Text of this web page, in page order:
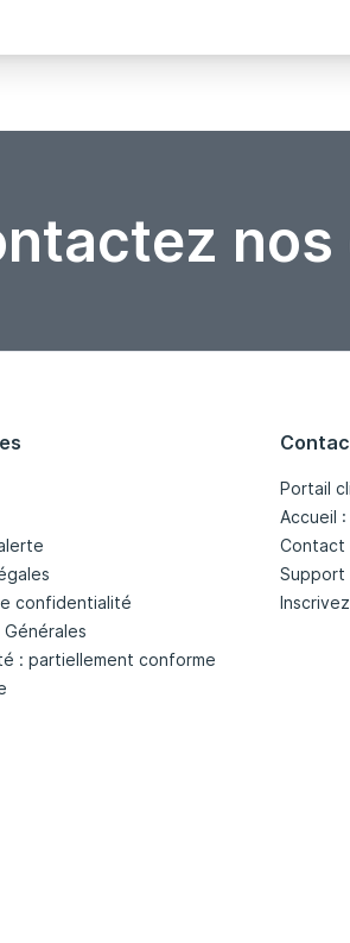
confidentialité
: partiellement conforme
Portail
Accueil
Contact
Support